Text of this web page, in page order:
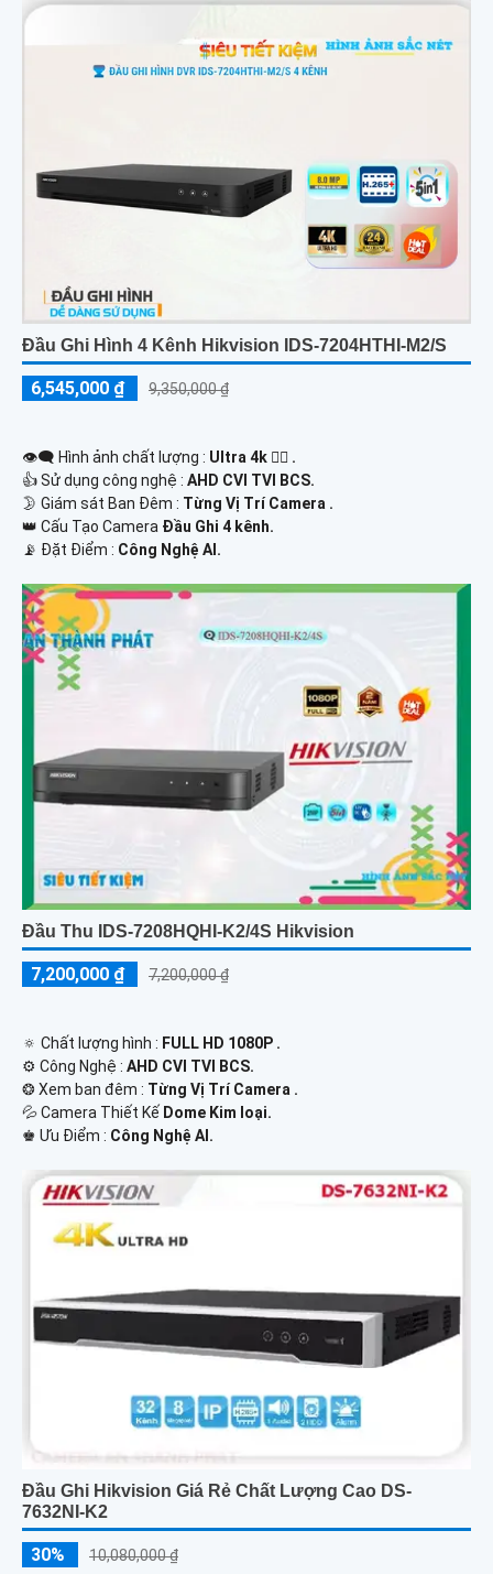
Đầu Ghi Hình 4 Kênh Hikvision IDS-7204HTHI-M2/S
6,545,000 ₫ 9,350,000 ₫
👁️‍🗨 Hình ảnh chất lượng : Ultra 4k 👍🏾 .
👍 Sử dụng công nghệ : AHD CVI TVI BCS.
🌛 Giám sát Ban Đêm : Từng Vị Trí Camera .
👑 Cấu Tạo Camera Đầu Ghi 4 kênh.
️📡 Đặt Điểm : Công Nghệ AI.
Đầu Thu IDS-7208HQHI-K2/4S Hikvision
7,200,000 ₫ 7,200,000 ₫
🔅 Chất lượng hình : FULL HD 1080P .
⚙ Công Nghệ : AHD CVI TVI BCS.
❂ Xem ban đêm : Từng Vị Trí Camera .
💦 Camera Thiết Kế Dome Kim loại.
️♚ Ưu Điểm : Công Nghệ AI.
Đầu Ghi Hikvision Giá Rẻ Chất Lượng Cao DS-
7632NI-K2
30% 10,080,000 ₫